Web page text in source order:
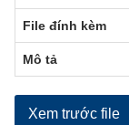
File đính kèm
Mô tả
Xem trước file